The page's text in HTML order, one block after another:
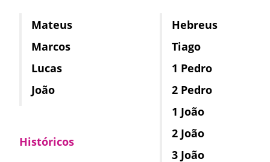
Mateus
Marcos
Lucas
João
Históricos
Hebreus
Tiago
1 Pedro
2 Pedro
1 João
2 João
3 João